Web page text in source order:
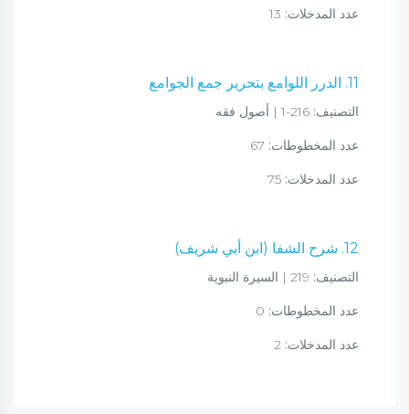
عدد المدخلات:
11. الدرر اللوامع بتحرير جمع الجوامع
التصنيف:
عدد المخطوطات:
عدد المدخلات:
12. شرح الشفا (ابن أبي شريف)
التصنيف:
عدد المخطوطات:
عدد المدخلات: